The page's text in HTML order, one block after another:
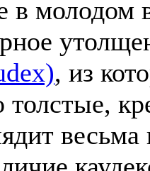
в молодом
, из
толстые,